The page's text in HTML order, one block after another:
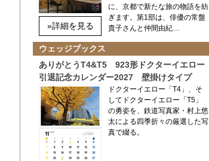
»詳細を見る
に、京都で新たな旅の物語を紡
ぎます。第1部は、俳優の常盤
貴子さんと仲間由紀…
ウェッジブックス
ありがとうT4&T5 923形ドクターイエロー
引退記念カレンダー2027 壁掛けタイプ
ドクターイエロー「T4」、そ
してドクターイエロー「T5」
の勇姿を、鉄道写真家・村上悠
太による四季折々の厳選した写
真で綴る。